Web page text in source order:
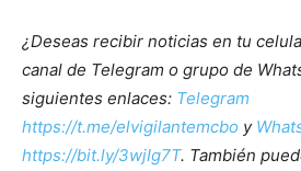
¿Deseas recibir noticias en tu
canal de Telegram o grupo de
siguientes enlaces: Telegram
https://t.me/elvigilantemcbo y
https://bit.ly/3wjIg7T. También